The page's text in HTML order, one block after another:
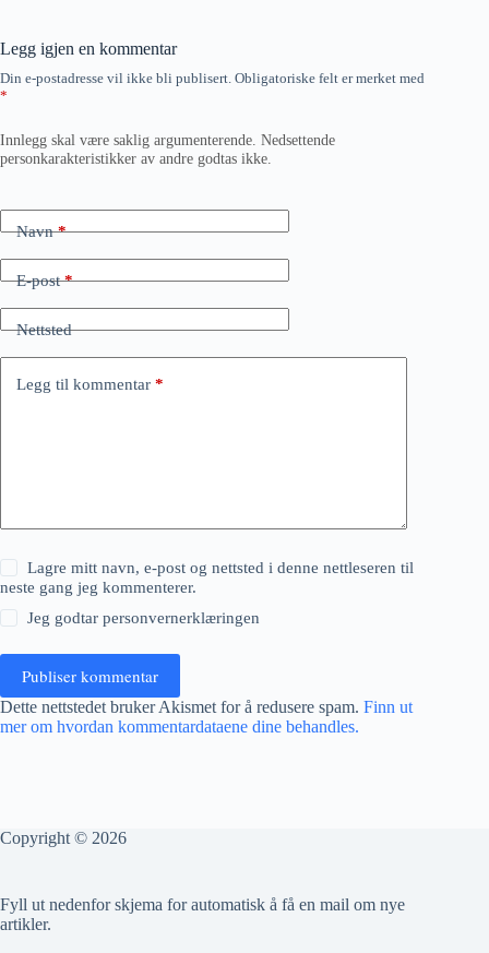
Legg igjen en kommentar
Din e-postadresse vil ikke bli publisert. Obligatoriske felt er merket med
*
Innlegg skal være saklig argumenterende. Nedsettende
personkarakteristikker av andre godtas ikke.
Navn*
E-post*
Nettsted
Legg til kommentar *
Lagre mitt navn, e-post og nettsted i denne nettleseren til
neste gang jeg kommenterer.
Jeg godtarpersonvernerklæringen
Publiser kommentar
Dette nettstedet bruker Akismet for å redusere spam. Finn ut
mer om hvordan kommentardataene dine behandles.
Copyright © 2026
Fyll ut nedenfor skjema for automatisk å få en mail om nye
artikler.